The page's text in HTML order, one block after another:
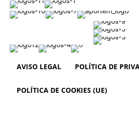
AVISO LEGAL POLÍTICA DE
POLÍTICA DE COOKIES (UE)